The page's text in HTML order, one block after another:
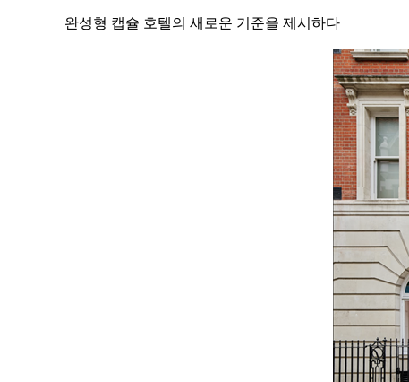
완성형 캡슐 호텔의 새로운 기준을 제시하다